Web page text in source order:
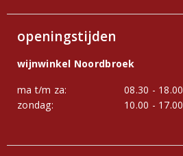
openingstijden
wijnwinkel Noordbroek
ma t/m za:
08.30 -
zondag:
10.00 -